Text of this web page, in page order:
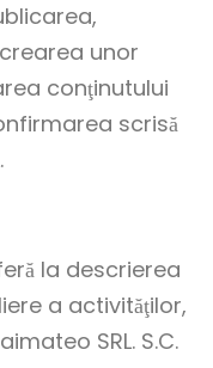
unor
conţinutului
scrisă
la descrierea
a activităţilor,
SRL. S.C.